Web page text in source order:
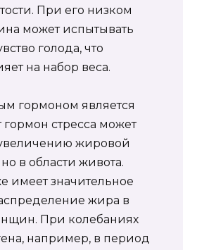
При его низком
может испытывать
голода, что
на набор веса.
гормоном является
гормон стресса может
жировой
в области живота.
имеет значительное
жира в
При колебаниях
например, в период